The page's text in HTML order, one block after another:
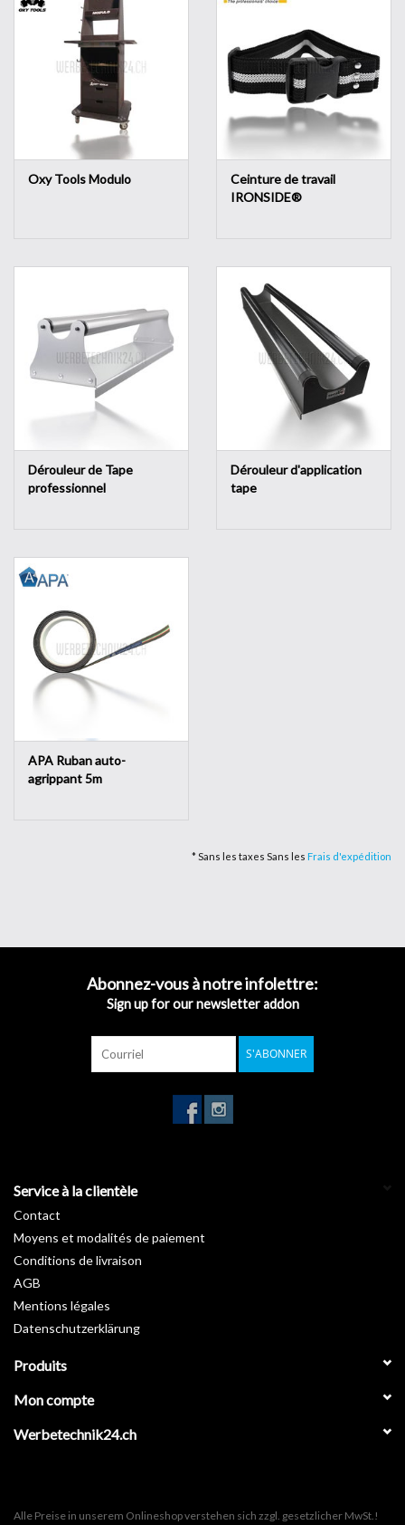
Oxy Tools Modulo
Ceinture de travail
IRONSIDE®
Dérouleur de Tape
professionnel
Dérouleur d'application
tape
APA Ruban auto-
agrippant 5m
* Sans les taxes Sans les Frais d'expédition
Abonnez-vous à notre infolettre:
Sign up for our newsletter addon
S'ABONNER
Service à la clientèle
Contact
Moyens et modalités de paiement
Conditions de livraison
AGB
Mentions légales
Datenschutzerklärung
Produits
Mon compte
Werbetechnik24.ch
Alle Preise in unserem Onlineshop verstehen sich zzgl. gesetzlicher MwSt.!